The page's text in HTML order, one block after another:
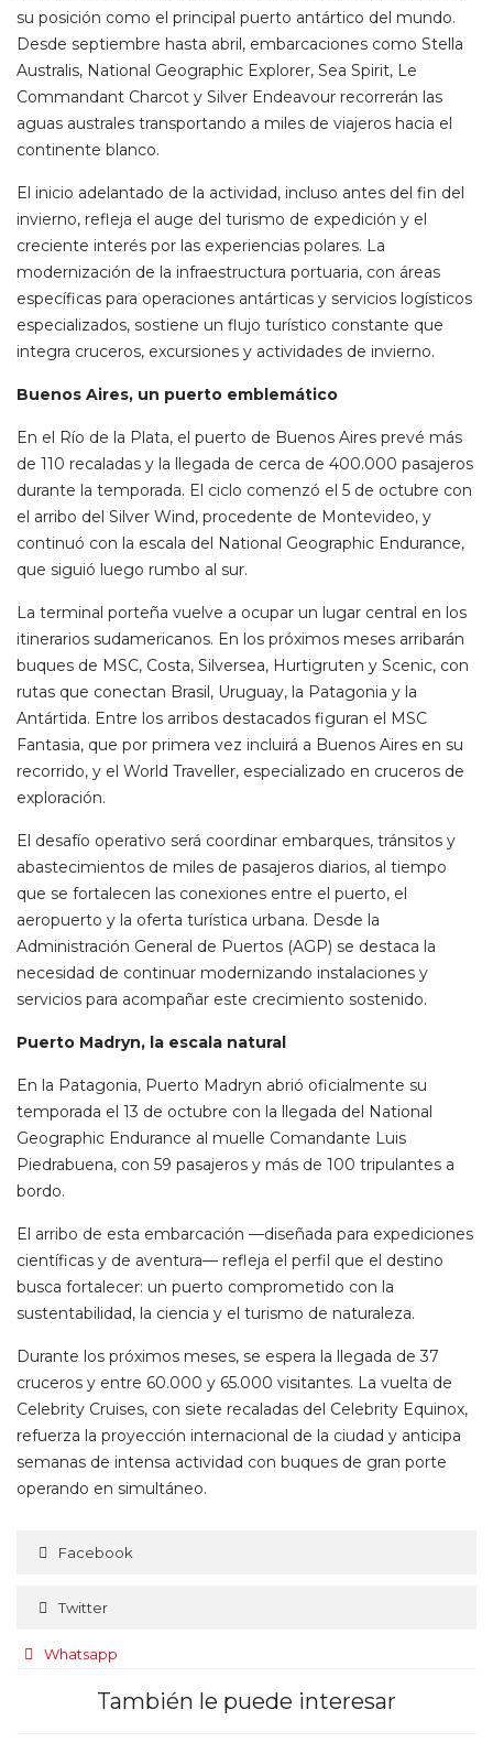
su posición como el principal puerto antártico del mundo.
Desde septiembre hasta abril, embarcaciones como Stella
Australis, National Geographic Explorer, Sea Spirit, Le
Commandant Charcot y Silver Endeavour recorrerán las
aguas australes transportando a miles de viajeros hacia el
continente blanco.
El inicio adelantado de la actividad, incluso antes del fin del
invierno, refleja el auge del turismo de expedición y el
creciente interés por las experiencias polares. La
modernización de la infraestructura portuaria, con áreas
específicas para operaciones antárticas y servicios logísticos
especializados, sostiene un flujo turístico constante que
integra cruceros, excursiones y actividades de invierno.
Buenos Aires, un puerto emblemático
En el Río de la Plata, el puerto de Buenos Aires prevé más
de 110 recaladas y la llegada de cerca de 400.000 pasajeros
durante la temporada. El ciclo comenzó el 5 de octubre con
el arribo del Silver Wind, procedente de Montevideo, y
continuó con la escala del National Geographic Endurance,
que siguió luego rumbo al sur.
La terminal porteña vuelve a ocupar un lugar central en los
itinerarios sudamericanos. En los próximos meses arribarán
buques de MSC, Costa, Silversea, Hurtigruten y Scenic, con
rutas que conectan Brasil, Uruguay, la Patagonia y la
Antártida. Entre los arribos destacados figuran el MSC
Fantasia, que por primera vez incluirá a Buenos Aires en su
recorrido, y el World Traveller, especializado en cruceros de
exploración.
El desafío operativo será coordinar embarques, tránsitos y
abastecimientos de miles de pasajeros diarios, al tiempo
que se fortalecen las conexiones entre el puerto, el
aeropuerto y la oferta turística urbana. Desde la
Administración General de Puertos (AGP) se destaca la
necesidad de continuar modernizando instalaciones y
servicios para acompañar este crecimiento sostenido.
Puerto Madryn, la escala natural
En la Patagonia, Puerto Madryn abrió oficialmente su
temporada el 13 de octubre con la llegada del National
Geographic Endurance al muelle Comandante Luis
Piedrabuena, con 59 pasajeros y más de 100 tripulantes a
bordo.
El arribo de esta embarcación —diseñada para expediciones
científicas y de aventura— refleja el perfil que el destino
busca fortalecer: un puerto comprometido con la
sustentabilidad, la ciencia y el turismo de naturaleza.
Durante los próximos meses, se espera la llegada de 37
cruceros y entre 60.000 y 65.000 visitantes. La vuelta de
Celebrity Cruises, con siete recaladas del Celebrity Equinox,
refuerza la proyección internacional de la ciudad y anticipa
semanas de intensa actividad con buques de gran porte
operando en simultáneo.
Facebook
Twitter
Whatsapp
También le puede interesar